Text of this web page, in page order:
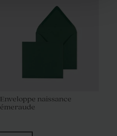
Enveloppe naissance
émeraude